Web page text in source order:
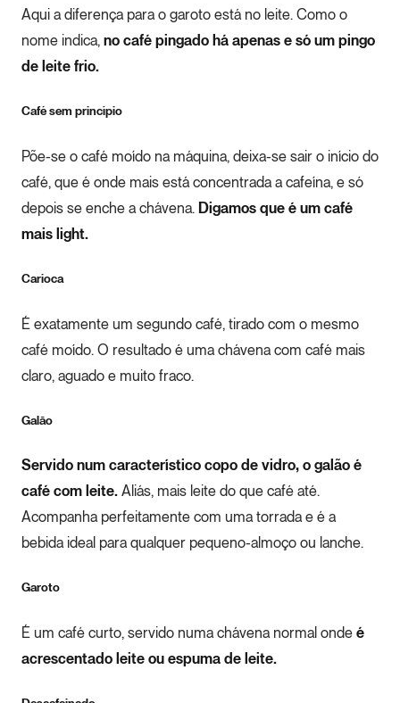
Aqui a diferença para o garoto está no leite. Como o
nome indica, no café pingado há apenas e só um pingo
de leite frio.
Café sem princípio
Põe-se o café moído na máquina, deixa-se sair o início do
café, que é onde mais está concentrada a cafeína, e só
depois se enche a chávena. Digamos que é um café
mais light.
Carioca
É exatamente um segundo café, tirado com o mesmo
café moído. O resultado é uma chávena com café mais
claro, aguado e muito fraco.
Galão
Servido num característico copo de vidro, o galão é
café com leite. Aliás, mais leite do que café até.
Acompanha perfeitamente com uma torrada e é a
bebida ideal para qualquer pequeno-almoço ou lanche.
Garoto
É um café curto, servido numa chávena normal onde é
acrescentado leite ou espuma de leite.